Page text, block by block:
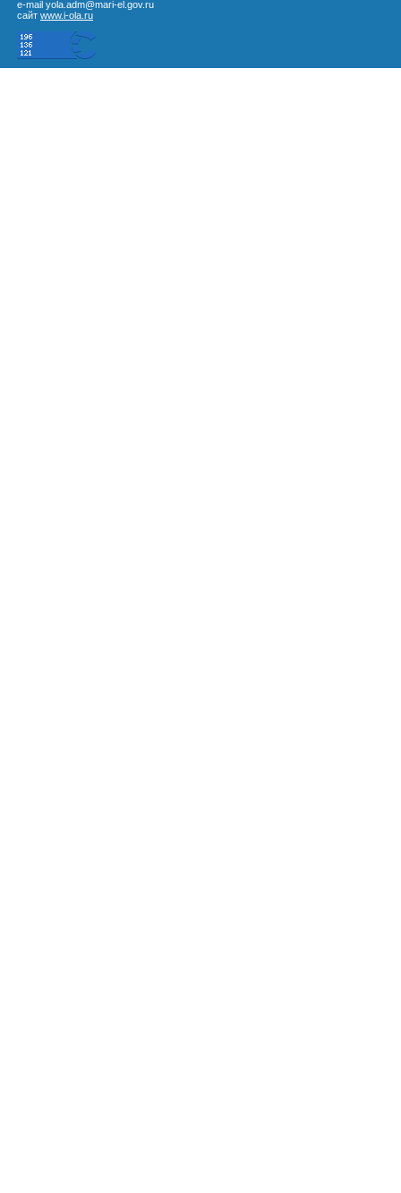
e-mail yola.adm@mari-el.gov.ru
сайт www.i-ola.ru